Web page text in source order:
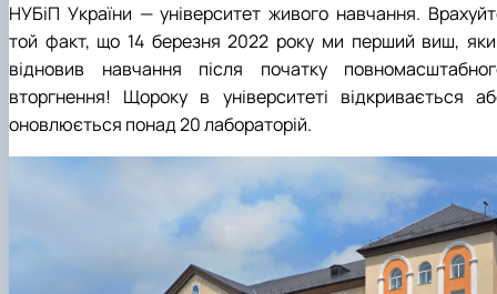
НУБіП України — університет живого навчання.
той факт, що 14 березня 2022 року ми перший виш,
відновив навчання після початку
вторгнення! Щороку в університеті відкривається
оновлюється понад 20 лабораторій.